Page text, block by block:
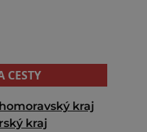
CESTY
kraj
kraj